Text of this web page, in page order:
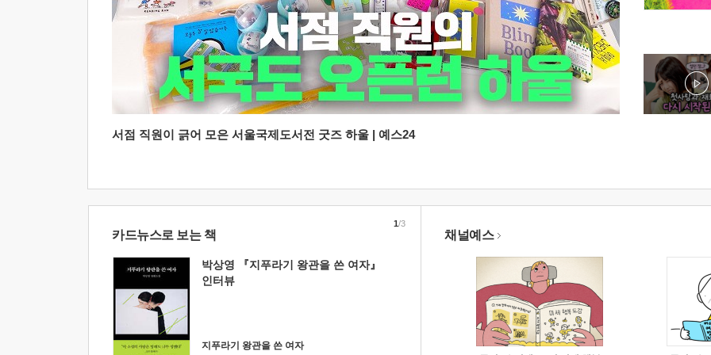
서점 직원이 긁어 모은 서울국제도서전 굿즈 하울 | 예스24
카드뉴스로 보는 책
박상영 『지푸라기 왕관을 쓴 여자』
인터뷰
지푸라기 왕관을 쓴 여자
1/3
채널예스